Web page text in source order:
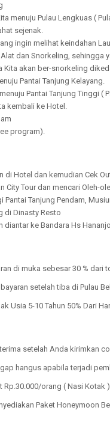
menuju Pulau Lengkuas (
sejenak.
ingin melihat keindahan
Alat dan Snorkeling,
Kita akan ber-snorkeling
Pantai Tanjung Kelayang.
Pantai Tanjung Tinggi (
kembali ke Hotel.
program).
di Hotel dan kemudian Cek
City Tour dan mencari Oleh-
Pantai Tanjung Pendam,
di Dinasty Resto
diantar ke Bandara Hs
di muka sebesar 30 % dari
setelah tiba di Pulau
Usia 5-10 Tahun 50% Dari
setelah Anda kirimkan
hangus apabila terjadi
Rp.30.000/orang ( Nasi Kotak
Paket Honeymoon